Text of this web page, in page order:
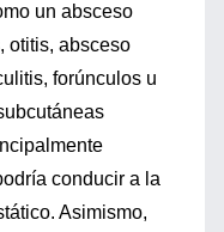
un absceso
otitis, absceso
forúnculos u
conducir a la
Asimismo,